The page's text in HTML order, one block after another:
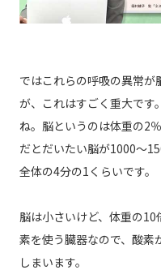
ではこれらの呼吸の異常
が、これはすごく重大です
ね。脳というのは体重の2
だとだいたい脳が1000～
全体の4分の1くらいです。
脳は小さいけど、体重の
素を使う臓器なので、酸素
しまいます。